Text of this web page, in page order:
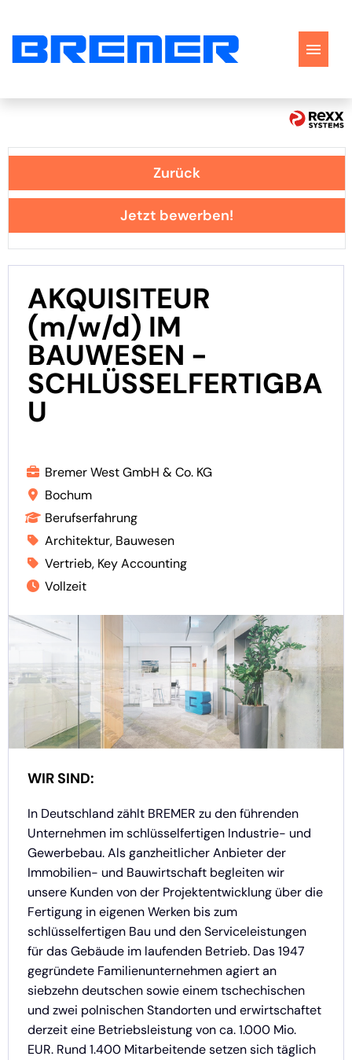
Perspektiven
Bewerbungstipps
FAQ
Zurück
Jetzt bewerben!
AKQUISITEUR
(m/w/d) IM
BAUWESEN -
SCHLÜSSELFERTIGBA
U
Bremer West GmbH & Co. KG
Bochum
Berufserfahrung
Architektur, Bauwesen
Vertrieb, Key Accounting
Vollzeit
WIR SIND:
In Deutschland zählt BREMER zu den führenden
Unternehmen im schlüsselfertigen Industrie- und
Gewerbebau. Als ganzheitlicher Anbieter der
Immobilien- und Bauwirtschaft begleiten wir
unsere Kunden von der Projektentwicklung über die
Fertigung in eigenen Werken bis zum
schlüsselfertigen Bau und den Serviceleistungen
für das Gebäude im laufenden Betrieb. Das 1947
gegründete Familienunternehmen agiert an
siebzehn deutschen sowie einem tschechischen
und zwei polnischen Standorten und erwirtschaftet
derzeit eine Betriebsleistung von ca. 1.000 Mio.
EUR. Rund 1.400 Mitarbeitende setzen sich täglich